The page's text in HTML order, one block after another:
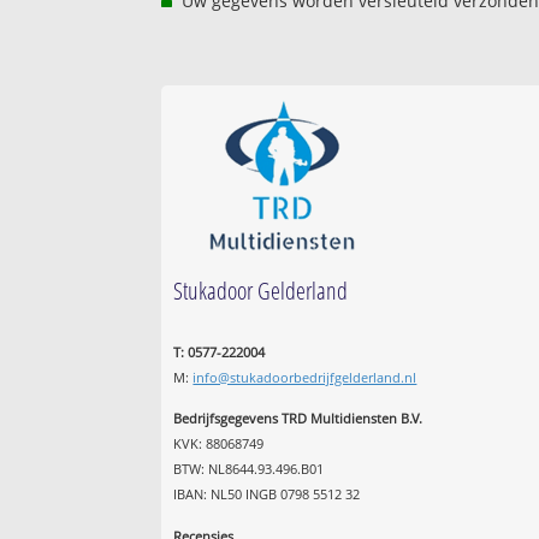
Stukadoor Gelderland
T: 0577-222004
M: info@stukadoorbedrijfgelderland.nl
Bedrijfsgegevens TRD Multidiensten B.V.
KVK: 88068749
BTW: NL8644.93.496.B01
IBAN: NL50 INGB 0798 5512 32